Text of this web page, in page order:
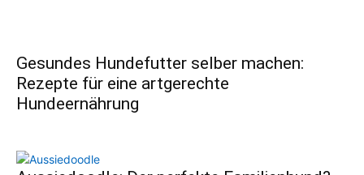
Gesundes Hundefutter selber machen:
Rezepte für eine artgerechte
Hundeernährung